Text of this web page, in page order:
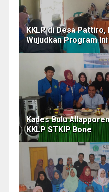
KKLP di Desa Pattiro,
Wujudkan Program Ini
Kades Bulu
KKLP STKIP Bone